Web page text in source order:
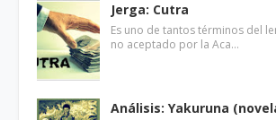
Jerga: Cutra
Es uno de tantos términos del
no aceptado por la Aca…
Análisis: Yakuruna